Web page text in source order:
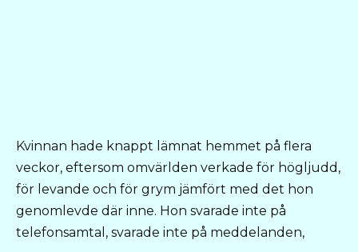
Kvinnan hade knappt lämnat hemmet på flera
veckor, eftersom omvärlden verkade för högljudd,
för levande och för grym jämfört med det hon
genomlevde där inne. Hon svarade inte på
telefonsamtal, svarade inte på meddelanden,